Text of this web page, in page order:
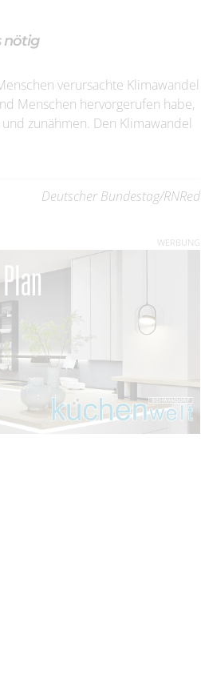
nötig
verursachte Klimawandel
Menschen hervorgerufen habe,
zunähmen. Den Klimawandel
Deutscher Bundestag/RNRed
WERBUNG